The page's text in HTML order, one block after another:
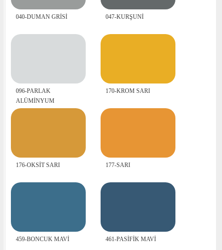
040-DUMAN GRİSİ 047-KURŞUNİ
096-PARLAK
ALÜMİNYUM
170-KROM SARI
176-OKSİT SARI 177-SARI
459-BONCUK MAVİ 461-PASİFİK MAVİ